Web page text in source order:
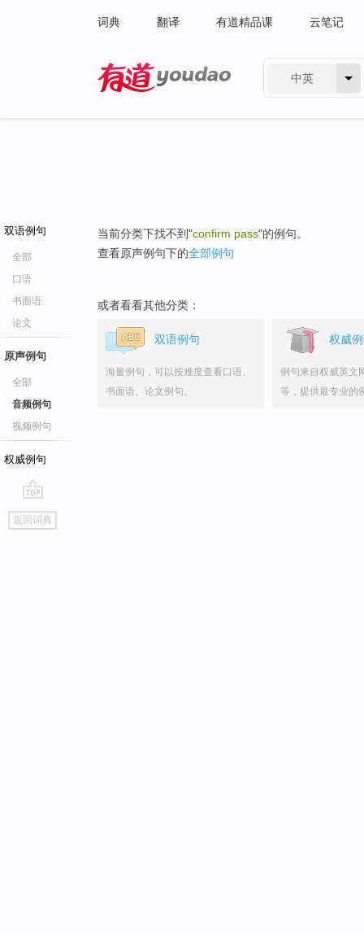
词典 翻译 有道精品课 云笔记
中英
双语例句
全部
口语
书面语
论文
原声例句
全部
音频例句
视频例句
权威例句
go
top
返回词典
当前分类下找不到"confirm pass"的例句。
查看原声例句下的全部例句
或者看看其他分类：
双语例句
海量例句，可以按难度查看口语、
书面语、论文例句。
权威
例句来自权威英文
等，提供最专业的